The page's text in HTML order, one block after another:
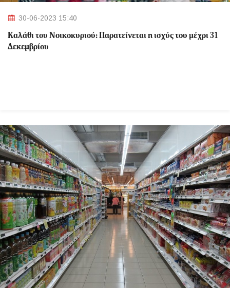
30-06-2023 15:40
Καλάθι του Νοικοκυριού: Παρατείνεται η ισχύς του μέχρι 31
Δεκεμβρίου